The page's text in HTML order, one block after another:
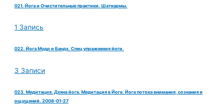
021. Йога и Очистительные практики. Шаткармы.
1 Запись
022. Йога Мудр и Бандх. Спец упражнения йоги.
3 Записи
023. Медитация. Дхяна йога. Медитация в Йоге. Йога потока внимания, сознания и
ощущений. 2008-01-27